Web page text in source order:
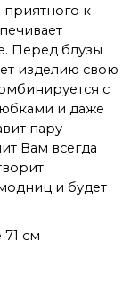
к
Перед блузы
изделию свою
с
и даже
пару
Вам всегда
и будет
см